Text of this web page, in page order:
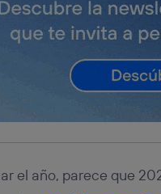
el año, parece que